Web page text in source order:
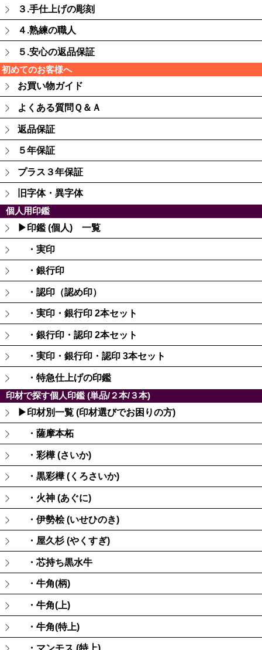
３.手仕上げの彫刻
４.熟練の職人
５.安心の返品保証
初めてのお客様へ
お買い物ガイド
よくある質問Ｑ＆Ａ
返品保証
５年保証
プラス３年保証
旧字体・異字体
個人用印鑑
▶印鑑 (個人) 一覧
・実印
・銀行印
・認印（認め印）
・実印・銀行印 2本セット
・銀行印・認印 2本セット
・実印・銀行印・認印 3本セット
・特急仕上げの印鑑
印材で探す個人印鑑 (単品/２本/３本)
▶印材別一覧 (印材選びでお困りの方)
・薩摩本柘
・彩樺 (さいか)
・黒彩樺 (くろさいか)
・火神 (あぐに)
・伊勢桧 (いせひのき)
・屋久杉 (やくすぎ)
・芯持ち黒水牛
・牛角(柄)
・牛角(上)
・牛角(特上)